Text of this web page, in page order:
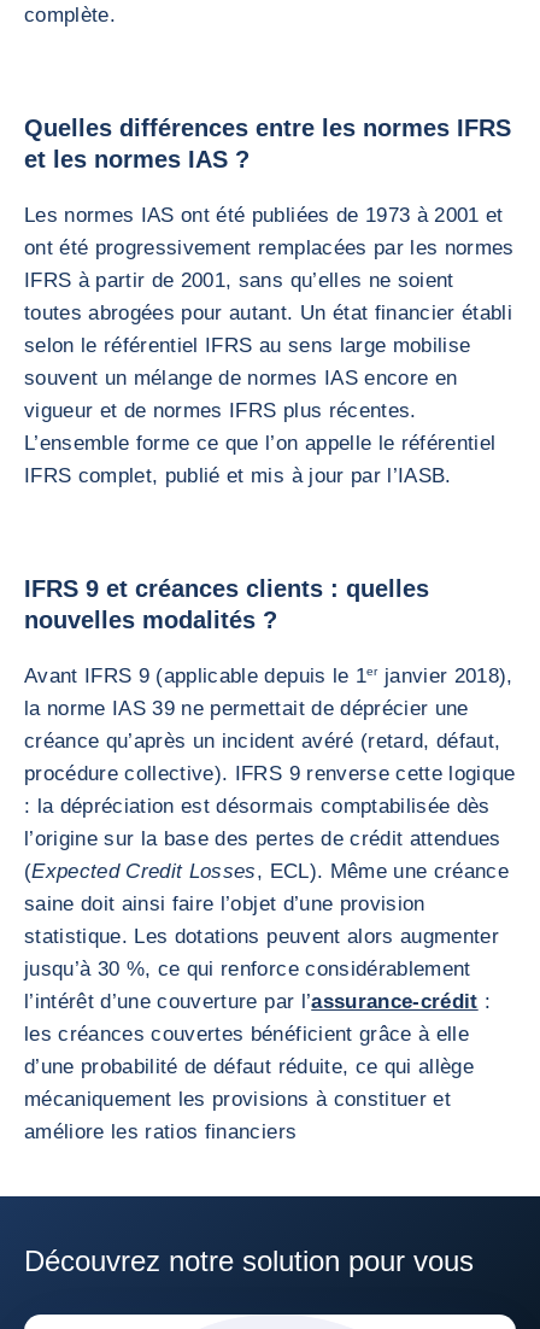
complète.
Quelles différences entre les normes IFRS
et les normes IAS ?
Les normes IAS ont été publiées de 1973 à 2001 et
ont été progressivement remplacées par les normes
IFRS à partir de 2001, sans qu’elles ne soient
toutes abrogées pour autant. Un état financier établi
selon le référentiel IFRS au sens large mobilise
souvent un mélange de normes IAS encore en
vigueur et de normes IFRS plus récentes.
L’ensemble forme ce que l’on appelle le référentiel
IFRS complet, publié et mis à jour par l’IASB.
IFRS 9 et créances clients : quelles
nouvelles modalités ?
Avant IFRS 9 (applicable depuis le 1erjanvier 2018),
la norme IAS 39 ne permettait de déprécier une
créance qu’après un incident avéré (retard, défaut,
procédure collective). IFRS 9 renverse cette logique
: la dépréciation est désormais comptabilisée dès
l’origine sur la base des pertes de crédit attendues
(Expected Credit Losses, ECL). Même une créance
saine doit ainsi faire l’objet d’une provision
statistique. Les dotations peuvent alors augmenter
jusqu’à 30 %, ce qui renforce considérablement
l’intérêt d’une couverture par l’assurance-crédit :
les créances couvertes bénéficient grâce à elle
d’une probabilité de défaut réduite, ce qui allège
mécaniquement les provisions à constituer et
améliore les ratios financiers
Découvrez notre solution pour vous